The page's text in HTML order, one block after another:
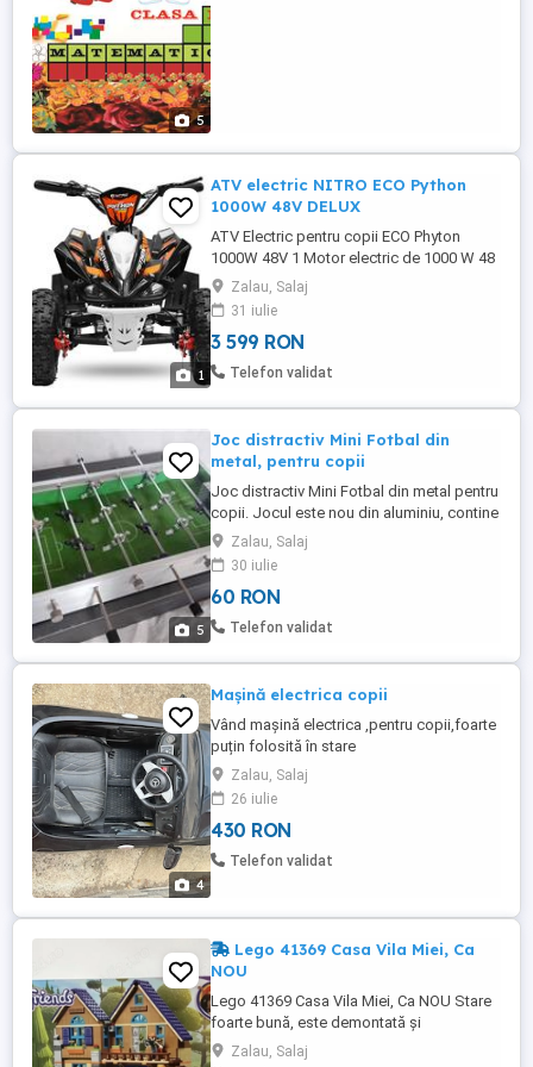
5
1
ATV electric NITRO ECO Python
1000W 48V DELUX
ATV Electric pentru copii ECO Phyton
1000W 48V 1 Motor electric de 1000 W 48
V Limitator cu 3 trepte de viteze Treapta 1
viteza de pana 8 km / h Treapta 2 viteza
de pana 15 km / h Treapta 3 viteza de
pana 30 km / h 3 Trepte de viteza
selectabile cu cheia Indicator de stare a
Zalau, Salaj
31 iulie
3 599 RON
Telefon validat
5
Joc distractiv Mini Fotbal din
metal, pentru copii
Joc distractiv Mini Fotbal din metal pentru
copii. Jocul este nou din aluminiu, contine
si 2 bile (mingi), dimensiune 21 cm
lungime x 12 cm latime. Prefer ridicare
personala. Trimit prin curier sau posta
romana numai cu plata produs in avans,
(transfer bancar). Nu trimit cu ramburs.
Zalau, Salaj
30 iulie
60 RON
Telefon validat
4
Mașină electrica copii
Vând mașină electrica ,pentru copii,foarte
puțin folosită în stare
impecabila,funcțională,marca
Mercedes,neagra.lumini,muzica.Intra in ea
si 2 copii (depinde de vârstă) deoarece
este spațioasă. Pret 430 ron
Zalau, Salaj
26 iulie
430 RON
Telefon validat
Lego 41369 Casa Vila Miei, Ca
NOU
Lego 41369 Casa Vila Miei, Ca NOU Stare
foarte bună, este demontată și
inventariată cu toate piesele originale!
Zalau, Salaj